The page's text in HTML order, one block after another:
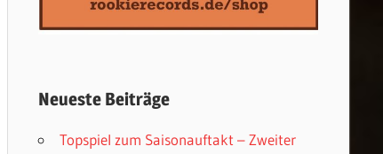
Neueste Beiträge
Topspiel zum Saisonauftakt – Zweiter